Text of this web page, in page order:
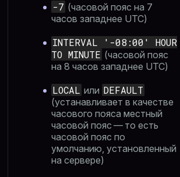
-7 (часовой пояс на 7
часов западнее UTC)
INTERVAL '-08:00' HOUR
TO MINUTE (часовой пояс
на 8 часов западнее UTC)
LOCAL или DEFAULT
(устанавливает в качестве
часового пояса местный
часовой пояс — то есть
часовой пояс по
умолчанию, установленный
на сервере)